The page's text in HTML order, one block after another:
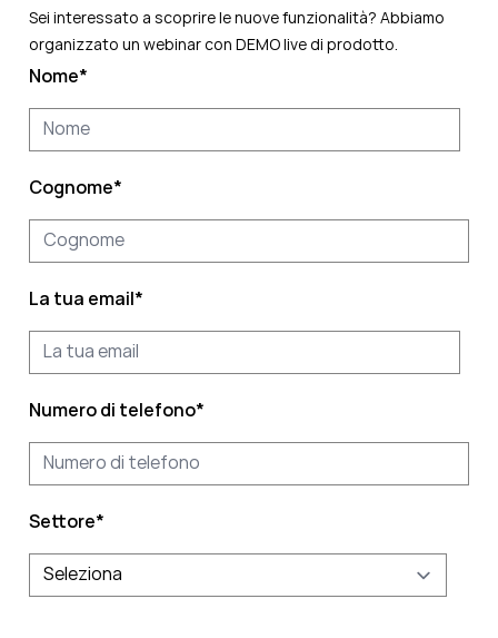
Sei interessato a scoprire le nuove funzionalità? Abbiamo
organizzato un webinar con DEMO live di prodotto.
Nome*
Cognome*
La tua email*
Numero di telefono*
Settore*